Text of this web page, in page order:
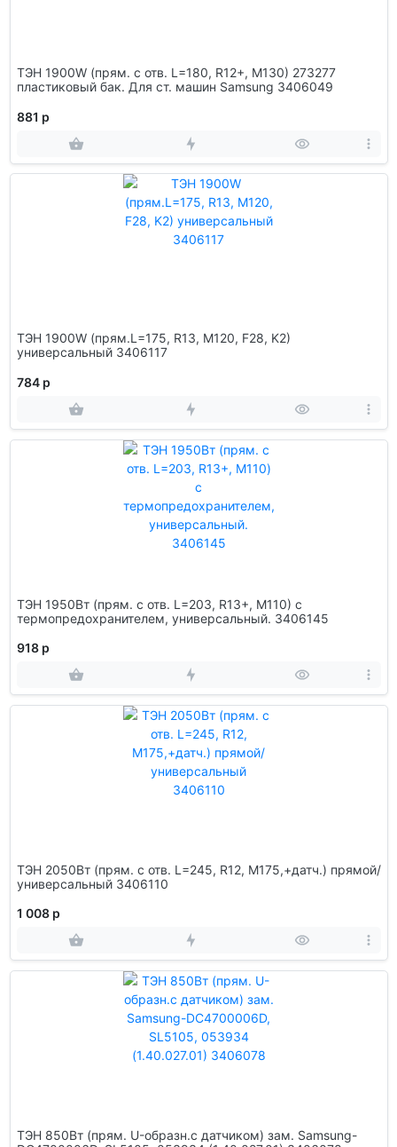
ТЭН 1900W (прям. с отв. L=180, R12+, M130) 273277
пластиковый бак. Для ст. машин Samsung 3406049
881 р
ТЭН 1900W (прям.L=175, R13, M120, F28, K2)
универсальный 3406117
784 р
ТЭН 1950Вт (прям. с отв. L=203, R13+, M110) с
термопредохранителем, универсальный. 3406145
918 р
ТЭН 2050Вт (прям. с отв. L=245, R12, M175,+датч.) прямой/
универсальный 3406110
1 008 р
ТЭН 850Вт (прям. U-образн.с датчиком) зам. Samsung-